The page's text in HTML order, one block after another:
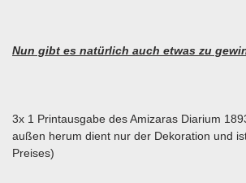
Nun gibt es natürlich auch etwas zu
3x 1 Printausgabe des Amizaras Diarium
außen herum dient nur der Dekoration und
Preises)